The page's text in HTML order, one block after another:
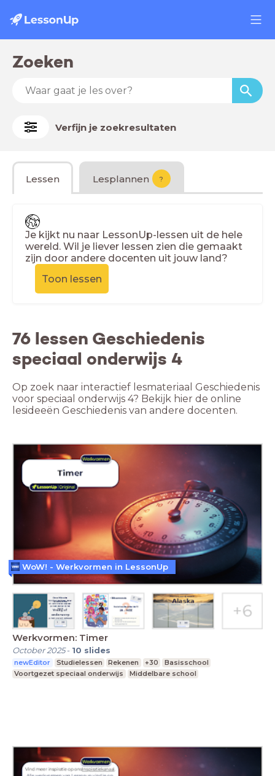
Zoeken
Verfijn je zoekresultaten
Lessen Lesplannen ?
Je kijkt nu naar LessonUp-lessen uit de hele
wereld. Wil je liever lessen zien die gemaakt
zijn door andere docenten uit jouw land?
Toon lessen
76 lessen Geschiedenis
speciaal onderwijs 4
Op zoek naar interactief lesmateriaal Geschiedenis
voor speciaal onderwijs 4? Bekijk hier de online
lesideeën Geschiedenis van andere docenten.
Werkvormen: Timer
October 2025- 10 slides
newEditor Studielessen Rekenen +30
Basisschool
Voortgezet speciaal onderwijs
Middelbare school
WoW! - Werkvormen in LessonUp